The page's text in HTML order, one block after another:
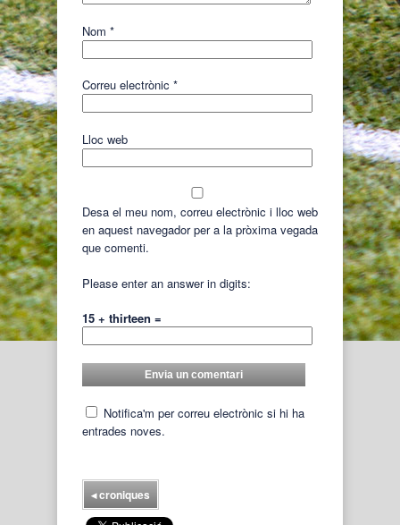
Nom *
Correu electrònic *
Lloc web
Desa el meu nom, correu electrònic i lloc web
en aquest navegador per a la pròxima vegada
que comenti.
Please enter an answer in digits:
15 + thirteen =
Notifica'm per correu electrònic si hi ha
entrades noves.
◂croniques